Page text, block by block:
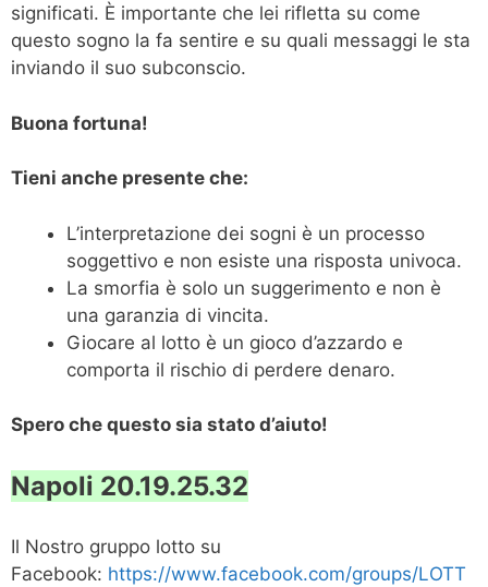
significati. È importante che lei rifletta su come
questo sogno la fa sentire e su quali messaggi le sta
inviando il suo subconscio.
Buona fortuna!
Tieni anche presente che:
L’interpretazione dei sogni è un processo
soggettivo e non esiste una risposta univoca.
La smorfia è solo un suggerimento e non è
una garanzia di vincita.
Giocare al lotto è un gioco d’azzardo e
comporta il rischio di perdere denaro.
Spero che questo sia stato d’aiuto!
Napoli 20.19.25.32
Il Nostro gruppo lotto su
Facebook: https://www.facebook.com/groups/LOTT